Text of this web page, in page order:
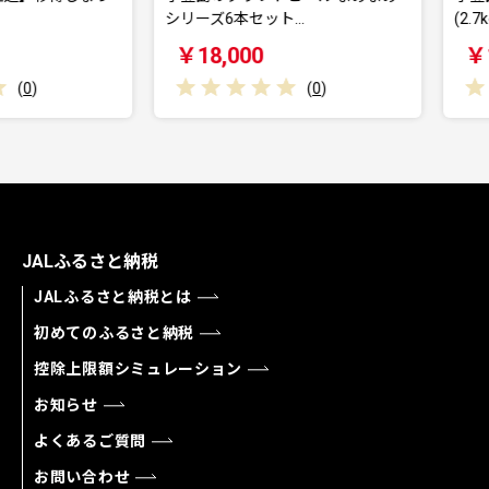
シリーズ6本セット…
￥18,000
(0)
(2.7kg)
￥
JALふるさと納税
JALふるさと納税とは
初めてのふるさと納税
控除上限額シミュレーション
お知らせ
よくあるご質問
お問い合わせ